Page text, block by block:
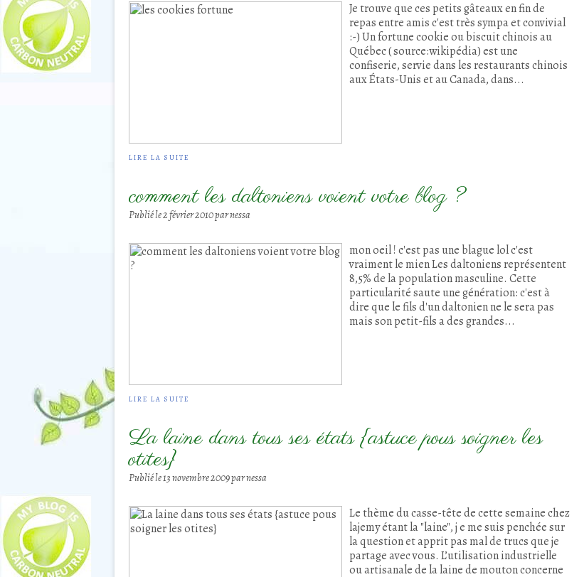
Je trouve que ces petits gâteaux en fin de
repas entre amis c'est très sympa et convivial
:-) Un fortune cookie ou biscuit chinois au
Québec ( source:wikipédia) est une
confiserie, servie dans les restaurants chinois
aux États-Unis et au Canada, dans...
LIRE LA SUITE
comment les daltoniens voient votre blog ?
Publié le2 février 2010par nessa
mon oeil ! c'est pas une blague lol c'est
vraiment le mien Les daltoniens représentent
8,5% de la population masculine. Cette
particularité saute une génération: c'est à
dire que le fils d'un daltonien ne le sera pas
mais son petit-fils a des grandes...
LIRE LA SUITE
La laine dans tous ses états {astuce pous soigner les
otites}
Publié le13 novembre 2009par nessa
Le thème du casse-tête de cette semaine chez
lajemy étant la "laine", j e me suis penchée sur
la question et apprit pas mal de trucs que je
partage avec vous. L’utilisation industrielle
ou artisanale de la laine de mouton concerne